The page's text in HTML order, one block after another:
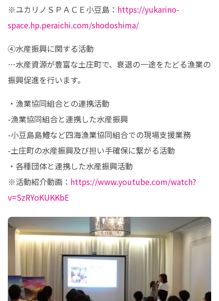
※ユカリノＳＰＡＣＥ小豆島： https://yukarino-
space.hp.peraichi.com/shodoshima/
④水産振興に関する活動
…水産資源が豊富な土庄町で、衰退の一途をたどる漁業の
振興促進を行います。
・漁業協同組合との連携活動
-漁業協同組合と連携した水産振興
-小豆島島鱧など四海漁業協同組合での現場支援業務
-土庄町の水産振興及び担い手確保に繋がる活動
・各種団体と連携した水産振興活動
※活動紹介動画： https://www.youtube.com/watch?
v=SzRYoKUKKbE